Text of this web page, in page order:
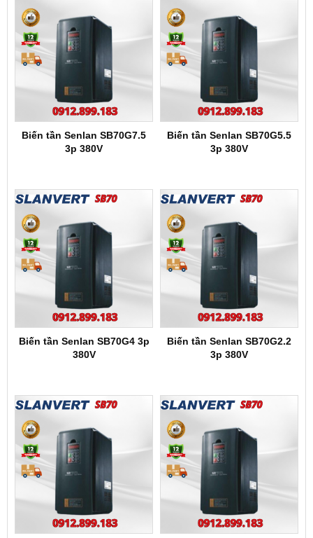
Biến tần Senlan SB70G7.5
3p 380V
Biến tần Senlan SB70G5.5
3p 380V
Biến tần Senlan SB70G4 3p
380V
Biến tần Senlan SB70G2.2
3p 380V